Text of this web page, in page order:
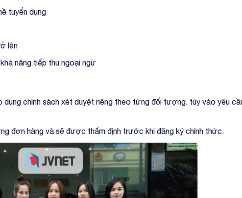
tuyển dụng
lên
năng tiếp thu ngoại ngữ
chính sách xét duyệt riêng theo từng đối tượng, tùy vào yêu
đơn hàng và sẽ được thẩm định trước khi đăng ký chính thức.